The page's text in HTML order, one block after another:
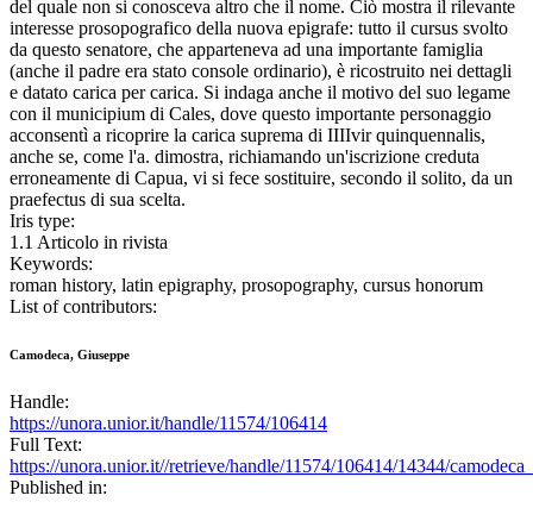
del quale non si conosceva altro che il nome. Ciò mostra il rilevante
interesse prosopografico della nuova epigrafe: tutto il cursus svolto
da questo senatore, che apparteneva ad una importante famiglia
(anche il padre era stato console ordinario), è ricostruito nei dettagli
e datato carica per carica. Si indaga anche il motivo del suo legame
con il municipium di Cales, dove questo importante personaggio
acconsentì a ricoprire la carica suprema di IIIIvir quinquennalis,
anche se, come l'a. dimostra, richiamando un'iscrizione creduta
erroneamente di Capua, vi si fece sostituire, secondo il solito, da un
praefectus di sua scelta.
Iris type:
1.1 Articolo in rivista
Keywords:
roman history, latin epigraphy, prosopography, cursus honorum
List of contributors:
Camodeca, Giuseppe
Handle:
https://unora.unior.it/handle/11574/106414
Full Text:
https://unora.unior.it//retrieve/handle/11574/106414/14344/
Published in: